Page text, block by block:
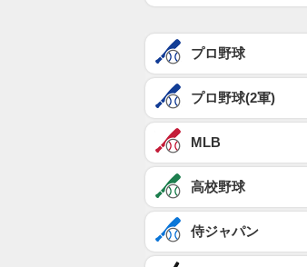
プロ野球
プロ野球(2軍)
MLB
高校野球
侍ジャパン